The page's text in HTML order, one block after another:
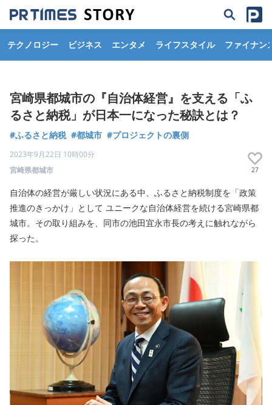
テクノロジー ビジネス エンタメ ライフスタイル ファイナン
宮崎県都城市の『自治体経営』を支える「ふ
るさと納税」が日本一になった秘訣とは？
#ふるさと納税 #都城市 #プロジェクトの裏側
2023年9月22日 10時00分
宮崎県都城市
27
自治体の経営が厳しい状況にある中、ふるさと納税制度を「政策
推進のきっかけ」として ユニークな自治体経営を続ける宮崎県都
城市。その取り組みを、同市の池田宜永市長の考えに触れながら
探った。